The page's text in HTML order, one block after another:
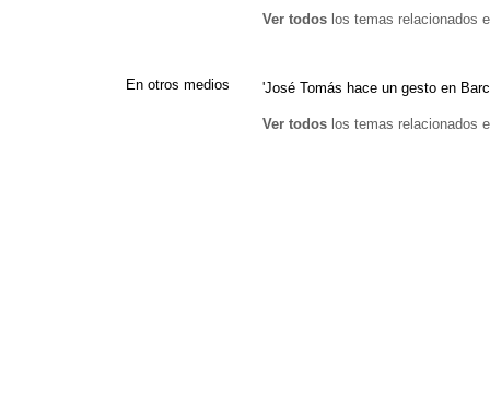
Ver todos los temas relacionados
En otros medios 'José Tomás hace un gesto en
Ver todos los temas relacionados